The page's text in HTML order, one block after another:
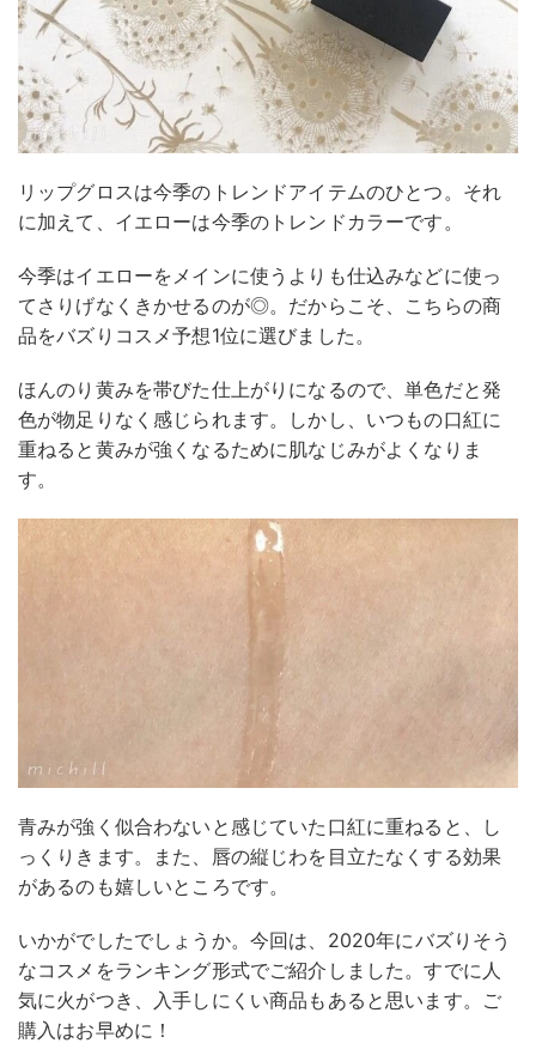
リップグロスは今季のトレンドアイテムのひとつ。それ
に加えて、イエローは今季のトレンドカラーです。
今季はイエローをメインに使うよりも仕込みなどに使っ
てさりげなくきかせるのが◎。だからこそ、こちらの商
品をバズりコスメ予想1位に選びました。
ほんのり黄みを帯びた仕上がりになるので、単色だと発
色が物足りなく感じられます。しかし、いつもの口紅に
重ねると黄みが強くなるために肌なじみがよくなりま
す。
青みが強く似合わないと感じていた口紅に重ねると、し
っくりきます。また、唇の縦じわを目立たなくする効果
があるのも嬉しいところです。
いかがでしたでしょうか。今回は、2020年にバズりそう
なコスメをランキング形式でご紹介しました。すでに人
気に火がつき、入手しにくい商品もあると思います。ご
購入はお早めに！